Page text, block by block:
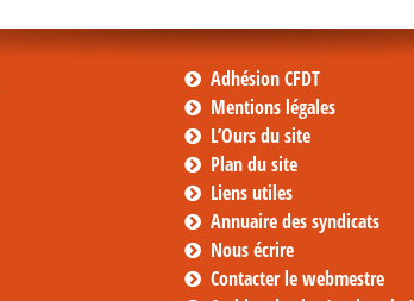
Adhésion CFDT
Mentions légales
L’Ours du site
Plan du site
Liens utiles
Annuaire des syndicats
Nous écrire
Contacter le webmestre